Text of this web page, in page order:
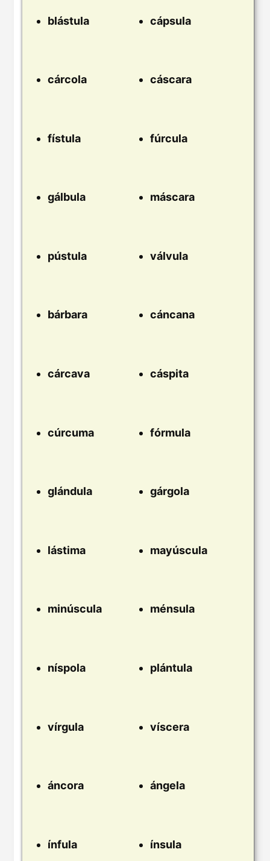
blástula cápsula
cárcola cáscara
fístula fúrcula
gálbula máscara
pústula válvula
bárbara cáncana
cárcava cáspita
cúrcuma fórmula
glándula gárgola
lástima mayúscula
minúscula ménsula
níspola plántula
vírgula víscera
áncora ángela
ínfula ínsula